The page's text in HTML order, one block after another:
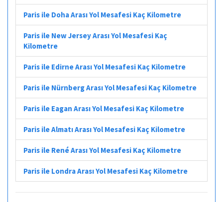
Paris ile Doha Arası Yol Mesafesi Kaç Kilometre
Paris ile New Jersey Arası Yol Mesafesi Kaç
Kilometre
Paris ile Edirne Arası Yol Mesafesi Kaç Kilometre
Paris ile Nürnberg Arası Yol Mesafesi Kaç Kilometre
Paris ile Eagan Arası Yol Mesafesi Kaç Kilometre
Paris ile Almatı Arası Yol Mesafesi Kaç Kilometre
Paris ile René Arası Yol Mesafesi Kaç Kilometre
Paris ile Londra Arası Yol Mesafesi Kaç Kilometre